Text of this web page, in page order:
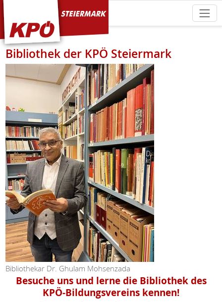
KPÖ Steiermark
Bibliothek der KPÖ Steiermark
Bibliothekar Dr. Ghulam Mohsenzada
Besuche uns und lerne die Bibliothek des
KPÖ-Bildungsvereins kennen!